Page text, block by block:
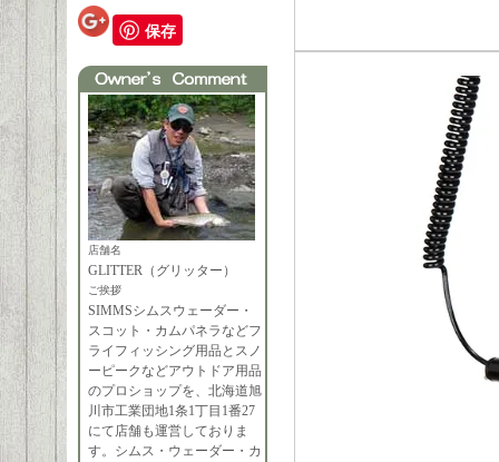
保存
店舗名
GLITTER（グリッター）
ご挨拶
SIMMSシムスウェーダー・
スコット・カムパネラなどフ
ライフィッシング用品とスノ
ーピークなどアウトドア用品
のプロショップを、北海道旭
川市工業団地1条1丁目1番27
にて店舗も運営しておりま
す。シムス・ウェーダー・カ